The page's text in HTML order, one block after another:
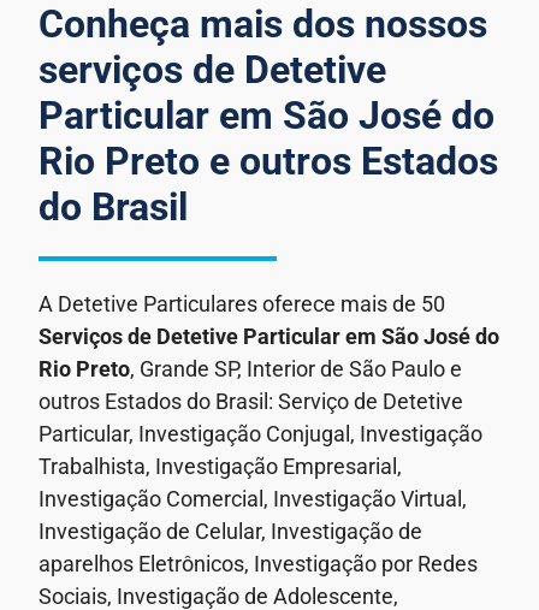
Conheça mais dos nossos
serviços de Detetive
Particular em São José do
Rio Preto e outros Estados
do Brasil
A Detetive Particulares oferece mais de 50
Serviços de Detetive Particularem São José do
Rio Preto, Grande SP, Interior de São Paulo e
outros Estados do Brasil: Serviço de Detetive
Particular, Investigação Conjugal, Investigação
Trabalhista, Investigação Empresarial,
Investigação Comercial, Investigação Virtual,
Investigação de Celular, Investigação de
aparelhos Eletrônicos, Investigação por Redes
Sociais, Investigação de Adolescente,